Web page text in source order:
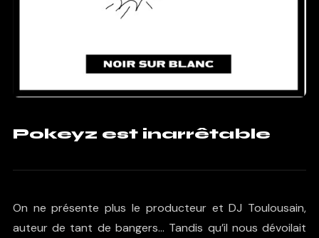
Pokeyz est inarrêtable
On ne présente plus le producteur et DJ Toulousain,
auteur de tant de bangers… Tandis qu’il nous dévoilait